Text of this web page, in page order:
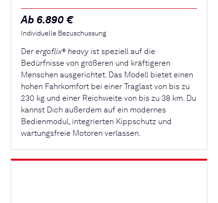
Ab 6.890 €
Individuelle Bezuschussung
Derergoflix® heavy ist speziell auf die
Bedürfnisse von größeren und kräftigeren
Menschen ausgerichtet. Das Modell bietet einen
hohen Fahrkomfort bei einer Traglast von bis zu
230 kg und einer Reichweite von bis zu 38 km. Du
kannst Dich außerdem auf ein modernes
Bedienmodul, integrierten Kippschutz und
wartungsfreie Motoren verlassen.